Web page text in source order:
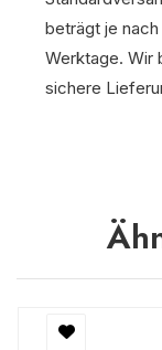
beträgt je nach
Werktage. Wir
sichere